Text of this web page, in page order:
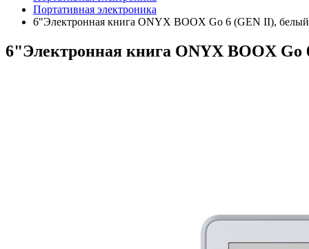
Портативная электроника
6"Электронная книга ONYX BOOX Go 6 (GEN II),
6"Электронная книга ONYX BOOX